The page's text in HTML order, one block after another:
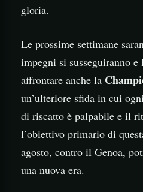
gloria.
Le prossime settimane
impegni si susseguiranno e
affrontare anche la
un’ulteriore sfida in cui
di riscatto è palpabile e il
l’obiettivo primario di
agosto, contro il Genoa,
una nuova era.